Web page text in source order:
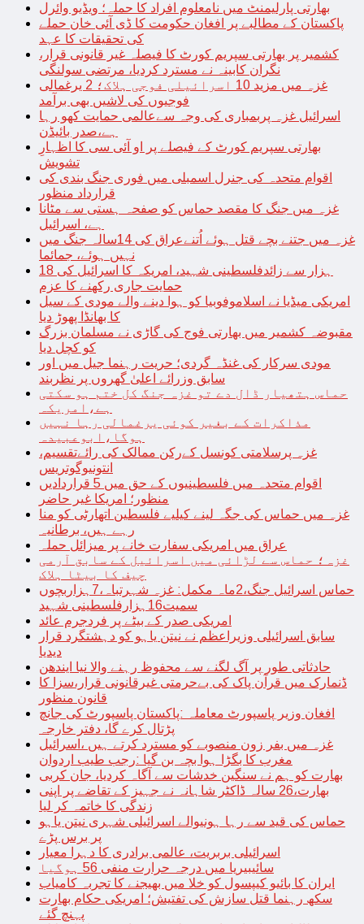
بھارتی پارلیمنٹ میں نامعلوم افراد کا حملہ؛ ویڈیو وائرل
پاکستان کے مطالبے پر افغان حکومت کا ڈی آئی خان حملے
کی تحقیقات کا عہد
کشمیر پر بھارتی سپریم کورٹ کا فیصلہ غیر قانونی قرار،
نگران کابینہ نے مسترد کردیا، مرتضی سولنگی
غزہ میں مزید 10 اسرائیلی فوجی ہلاک؛ 2 یرغمالی
فوجیوں کی لاشیں بھی برآمد
اسرائیل غزہ پربمباری کی وجہ سےعالمی حمایت کھو رہا
ہے،صدر بائیڈن
بھارتی سپریم کورٹ کے فیصلے پر او آئی سی کا اظہارِ
تشویش
اقوام متحدہ کی جنرل اسمبلی میں فوری جنگ بندی کی
قرارداد منظور
غزہ میں جنگ کا مقصد حماس کو صفحہ ہستی سے مٹانا
ہے، اسرائیل
غزہ میں جتنے بچے قتل ہوئے اُتنےعراق کی 14سالہ جنگ میں
نہیں ہوئے، جمائما
18 ہزار سے زائدفلسطینی شہید، امریکہ کا اسرائیل کی
حمایت جاری رکھنے کا عزم
امریکی میڈیا نے اسلاموفوبیا کو ہوا دینے والے مودی کے سیل
کا بھانڈا پھوڑ دیا
مقبوضہ کشمیر میں بھارتی فوج کی گاڑی نے مسلمان بزرگ
کو کچل دیا
مودی سرکار کی غنڈہ گردی؛ حریت رہنما جیل میں اور
سابق وزرائے اعلیٰ گھروں پر نظربند
حماس ہتھیار ڈال دے تو غزہ جنگ کل ختم ہو سکتی
ہے،امریکہ
مذاکرات کے بغیر کوئی یرغمالی رہا نہیں
ہوگا،ابوعبیدہ
غزہ پرسلامتی کونسل کےرکن ممالک کی رائےتقسیم،
انتونیوگوتریس
اقوام متحدہ میں فلسطینیوں کے حق میں 5 قراردادیں
منظور؛ امریکا غیر حاضر
غزہ میں حماس کی جگہ لینے کیلیے فلسطین اتھارٹی کو منا
رہے ہیں، برطانیہ
عراق میں امریکی سفارت خانے پر میزائل حملہ
غزہ؛ حماس سے لڑائی میں اسرائیل کے سابق آرمی
چیف کا بیٹا ہلاک
حماس اسرائیل جنگ،2ماہ مکمل: غزہ شہرتباہ،7ہزاربچوں
سمیت16ہزارفلسطینی شہید
امریکی صدر کے بیٹے پر فردجرم عائد
سابق اسرائیلی وزیراعظم نے نیتن یاہو کو دہشتگرد قرار
دیدیا
حادثاتی طور پر آگ لگنے سے محفوظ رہنے والا نیا ایندھن
ڈنمارک میں قرآن پاک کی بےحرمتی غیرقانونی قرار،سزا کا
قانون منظور
افغان وزیر پاسپورٹ معاملہ :پاکستان پاسپورٹ کی جانچ
پڑتال کرے گا، دفتر خارجہ
غزہ میں بفر زون منصوبے کو مسترد کرتے ہیں ،اسرائیل
مغرب کا بگڑا ہوا بچہ بن گیا :رجب طیب اردوان
بھارت کو ہم نے سنگین خدشات سے آگاہ کردیا، جان کربی
بھارت،26 سالہ ڈاکٹر شاہانہ نے جہیز کے تقاضے پر اپنی
زندگی کا خاتمہ کر لیا
حماس کی قید سے رہا ہونیوالے اسرائیلی شہری نیتن یاہو
پر برس پڑے
اسرائیلی بربریت، عالمی برادری کا دہرا معیار
سائیبیریا میں درجہ حرارت منفی 56 ہوگیا
ایران کا بائیو کیپسول کو خلا میں بھیجنے کا تجربہ کامیاب
سکھ رہنما قتل سازش کی تفتیش؛ امریکی حکام بھارت
پہنچ گئے